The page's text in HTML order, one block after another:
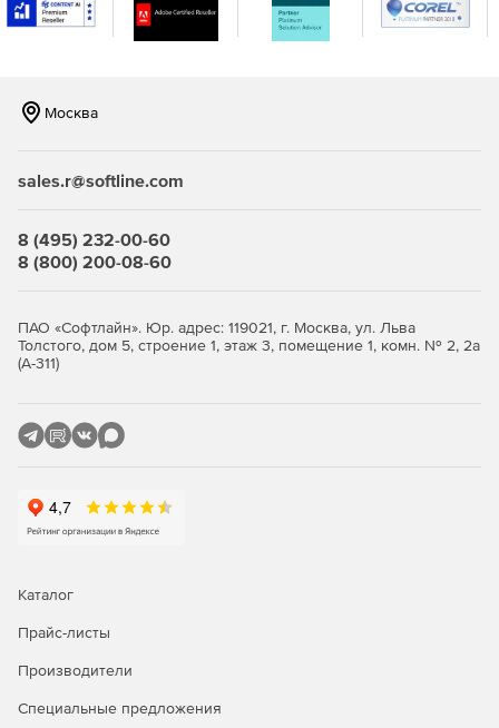
Москва
sales.r@softline.com
8 (495) 232-00-60
8 (800) 200-08-60
ПАО «Софтлайн». Юр. адрес: 119021, г. Москва, ул. Льва
Толстого, дом 5, строение 1, этаж 3, помещение 1, комн. № 2, 2а
(А-311)
Каталог
Прайс-листы
Производители
Специальные предложения